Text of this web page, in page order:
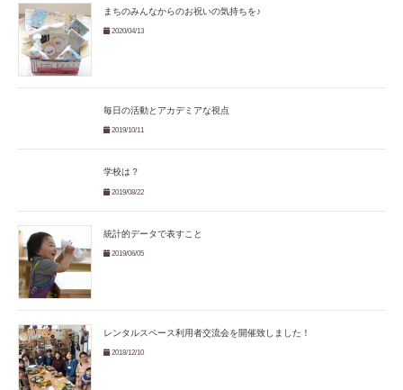
まちのみんなからのお祝いの気持ちを♪
2020/04/13
毎日の活動とアカデミアな視点
2019/10/11
学校は？
2019/08/22
統計的データで表すこと
2019/06/05
レンタルスペース利用者交流会を開催致しました！
2018/12/10